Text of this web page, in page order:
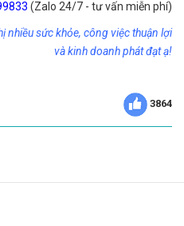
(Zalo 24/7 - tư vấn miễn phí)
nhiều sức khỏe, công việc thuận lợi
và kinh doanh phát đạt ạ!
3864